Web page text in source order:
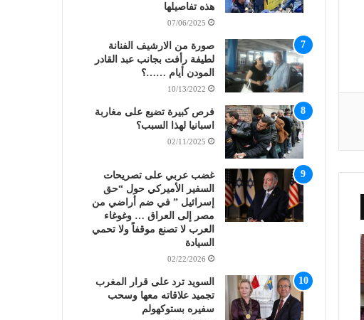
هذه تفاصيلها
07/06/2025
صورة من الارشيف الفنانة
لطيفة رأفت بجانب عبد القادر
المودن أيام ……؟
10/13/2022
فرص كبيرة تضيع على مغاربة
اسبانيا لهذا السبب؟
02/11/2025
غضب عربي على تصريحات
السفير الأميركي حول “حق
إسرائيل ” في ضم أراضي من
مصر إلى العراق … وغوغاء
العرب لا تصنع موقفاً ولا تحمي
السيادة
02/22/2026
السويد ترد على قرار المغرب
تجميد علاقاته معها وسحب
سفيره بستوكهولم